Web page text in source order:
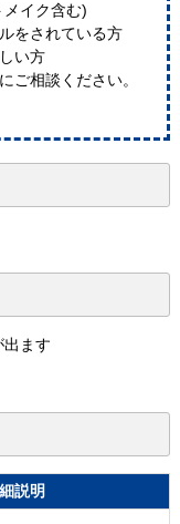
メイク含む)
をされている方
い方
ご相談ください。
ます
説明